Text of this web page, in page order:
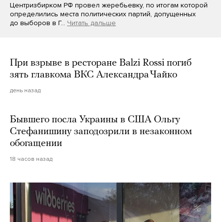
Центризбирком РФ провел жеребьевку, по итогам которой
определились места политических партий, допущенных
до выборов в Г… Читать дальше
При взрыве в ресторане Balzi Rossi погиб
зять главкома ВКС Александра Чайко
день назад
Бывшего посла Украины в США Ольгу
Стефанишину заподозрили в незаконном
обогащении
18 часов назад